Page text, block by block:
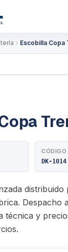
Escobilla Copa
CÓDIGO
DK-1014
distribuido
Despacho
técnica y